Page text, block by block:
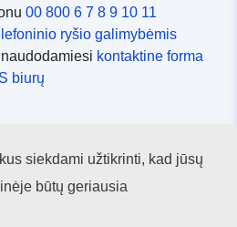
00 800 6 7 8 9 10 11
ryšio galimybėmis
kontaktine forma
biurų
siekdami užtikrinti, kad jūsų
būtų geriausia